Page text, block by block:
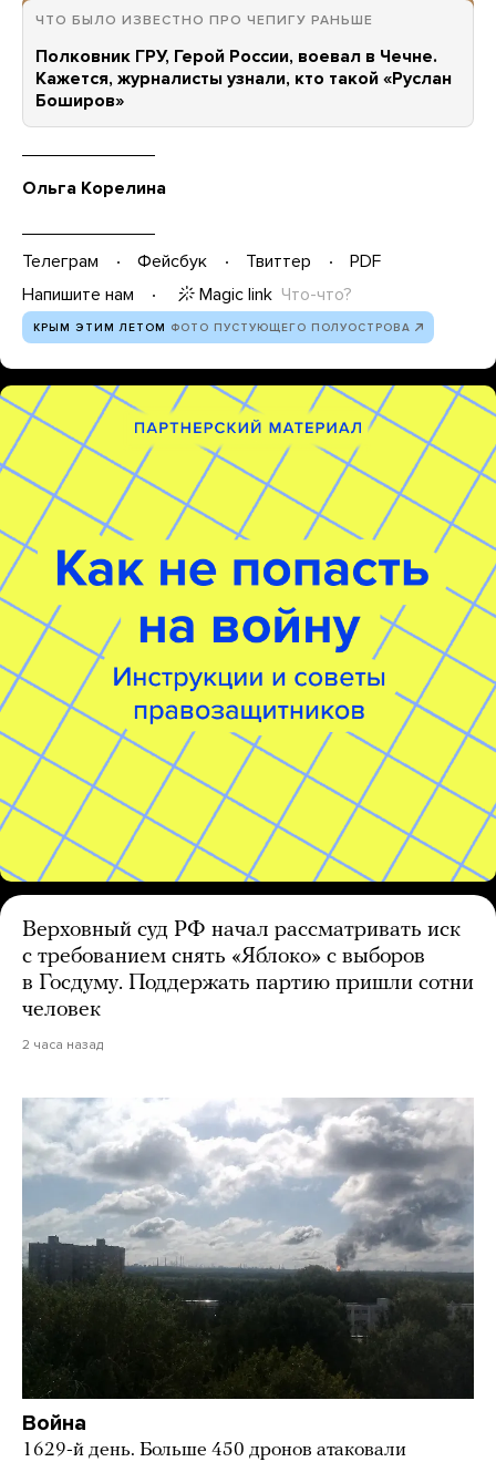
ЧТО БЫЛО ИЗВЕСТНО ПРО ЧЕПИГУ РАНЬШЕ
Полковник ГРУ, Герой России, воевал в Чечне.
Кажется, журналисты узнали, кто такой «Руслан
Боширов»
Ольга Корелина
Телеграм Фейсбук Твиттер
PDF
Напишите нам
Magic link Что-что?
КРЫМ ЭТИМ ЛЕТОМ ФОТО ПУСТУЮЩЕГО ПОЛУОСТРОВА
Верховный суд РФ начал рассматривать иск
с требованием снять «Яблоко» с выборов
в Госдуму. Поддержать партию пришли сотни
человек
2 часа назад
Война
1629-й день. Больше 450 дронов атаковали